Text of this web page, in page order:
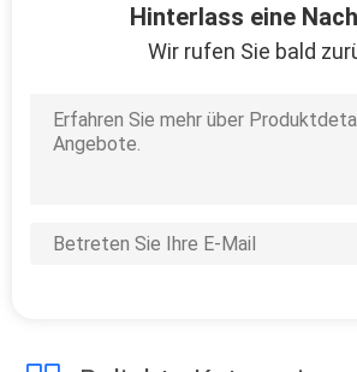
Herstellung
Hinterlass eine
Wir rufen Sie bald